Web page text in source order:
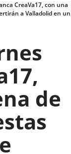
CreaVa17, con una
a Valladolid en un
de